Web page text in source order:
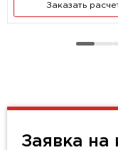
Заказать
Заявка на